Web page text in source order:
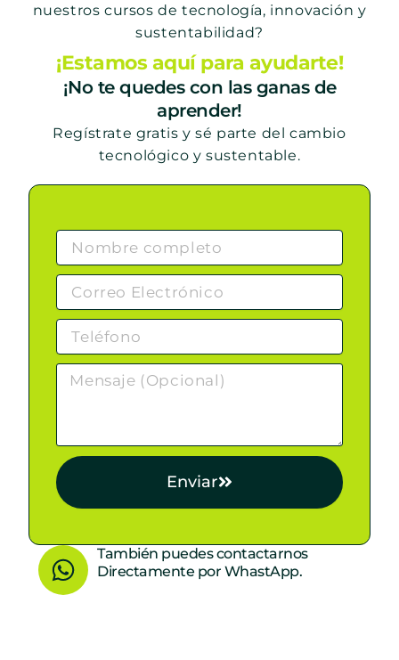
nuestros cursos de tecnología, innovación y
sustentabilidad?
¡Estamos aquí para ayudarte!
¡No te quedes con las ganas de
aprender!
Regístrate gratis y sé parte del cambio
tecnológico y sustentable.
Enviar
W
h
También puedes contactarnos
Directamente por WhastApp.